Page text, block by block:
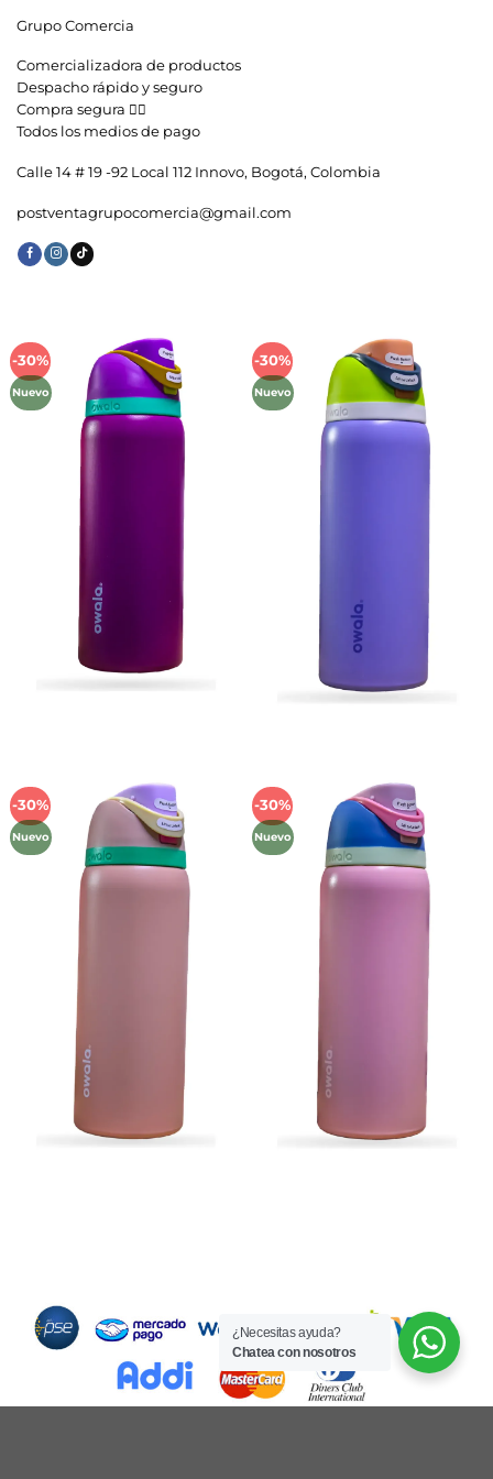
Grupo Comercia
Comercializadora de productos
Despacho rápido y seguro
Compra segura 👇🏼
Todos los medios de pago
Calle 14 # 19 -92 Local 112 Innovo, Bogotá, Colombia
postventagrupocomercia@gmail.com
-30%
Nuevo
Añadir
lista de
deseos
-30%
Nuevo
Añadir
lista de
deseos
-30%
Nuevo
Añadir
lista de
deseos
-30%
Nuevo
Añadir
lista de
deseos
¿Necesitas ayuda?
Chatea con nosotros